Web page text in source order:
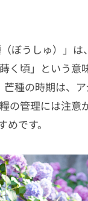
（ぼうしゅ）」
く頃」という意
芒種の時期は、
の管理には注
です。